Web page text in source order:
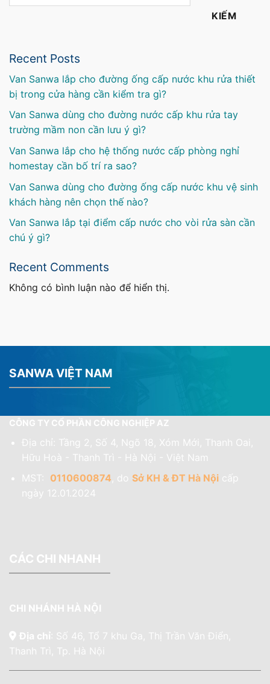
KIẾM
Recent Posts
Van Sanwa lắp cho đường ống cấp nước khu rửa thiết
bị trong cửa hàng cần kiểm tra gì?
Van Sanwa dùng cho đường nước cấp khu rửa tay
trường mầm non cần lưu ý gì?
Van Sanwa lắp cho hệ thống nước cấp phòng nghỉ
homestay cần bố trí ra sao?
Van Sanwa dùng cho đường ống cấp nước khu vệ sinh
khách hàng nên chọn thế nào?
Van Sanwa lắp tại điểm cấp nước cho vòi rửa sàn cần
chú ý gì?
Recent Comments
Không có bình luận nào để hiển thị.
SANWA VIỆT NAM
CÔNG TY CỔ PHẦN CÔNG NGHIỆP AZ
Địa chỉ: Tầng 2, Số 4, Ngõ 18, Xóm Mới, Thanh Oai,
Hữu Hoà - Thanh Trì - Hà Nội - Việt Nam
MST: 0110600874, do Sở KH & ĐT Hà Nộicấp
ngày 12.01.2024
CÁC CHI NHANH
CHI NHÁNH HÀ NỘI
Địa chỉ: Số 46, Tổ 7 khu Ga, Thị Trần Văn Điển,
Thanh Trì, Tp. Hà Nội